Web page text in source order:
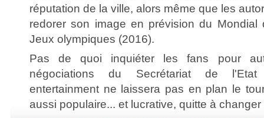
réputation de la ville, alors même que les
redorer son image en prévision du
Jeux olympiques (2016).
Pas de quoi inquiéter les fans pour
négociations du Secrétariat de l'Etat
entertainment ne laissera pas en plan le
aussi populaire... et lucrative, quitte à